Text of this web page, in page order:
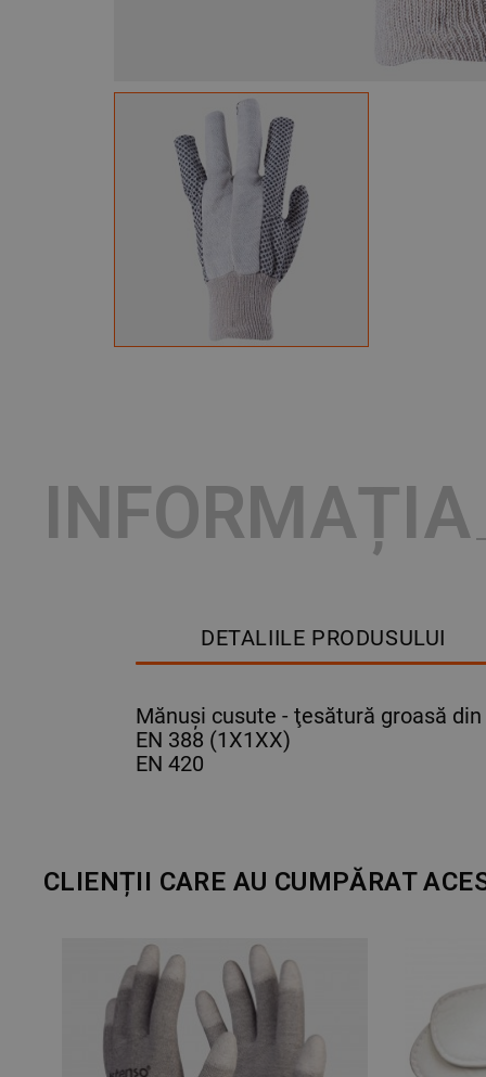
INFORMAȚIA
DETALIILE PRODUSULUI
Mănuşi cusute - ţesătură groasă
EN 388 (1X1XX)
EN 420
CLIENȚII CARE AU CUMPĂRAT